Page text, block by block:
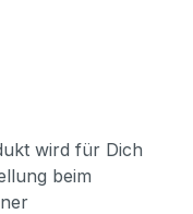
wird für Dich
beim